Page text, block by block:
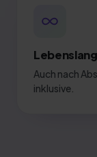
Auch nach
inklusive.